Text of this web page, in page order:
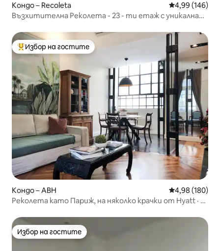
Кондо – Recoleta Средна
4,99 (146)
Възхитителна Реколета - 23 - ти етаж с уникална
Най-популярен избор на гостите
Избор на гостите
Кондо – ABH Средна
4,98 (180)
Реколета като Париж, на няколко крачки от Hyatt · 2
Избор на гостите
Избор на гостите